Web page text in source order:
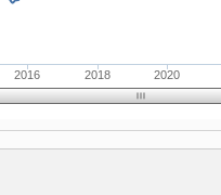
2016 2018 2020